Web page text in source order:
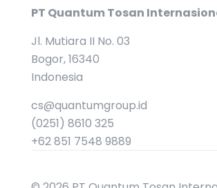
PT Quantum Tosan
Jl. Mutiara II No. 03
Bogor, 16340
Indonesia
cs@quantumgroup.id
(0251) 8610 325
+62 851 7548 9889